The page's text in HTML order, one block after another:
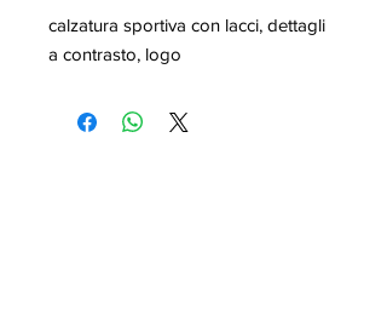
calzatura sportiva con lacci, dettagli
a contrasto, logo